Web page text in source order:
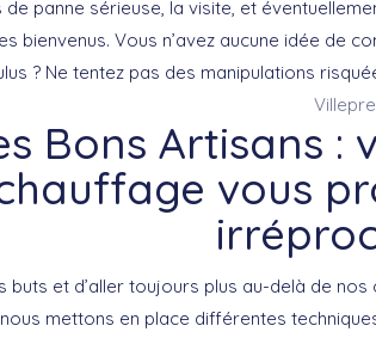
de panne sérieuse, la visite, et
bienvenus. Vous n’avez aucune idée de
? Ne tentez pas des manipulations
Bons Artisans
vous
buts et d’aller toujours plus au-delà de
mettons en place différentes